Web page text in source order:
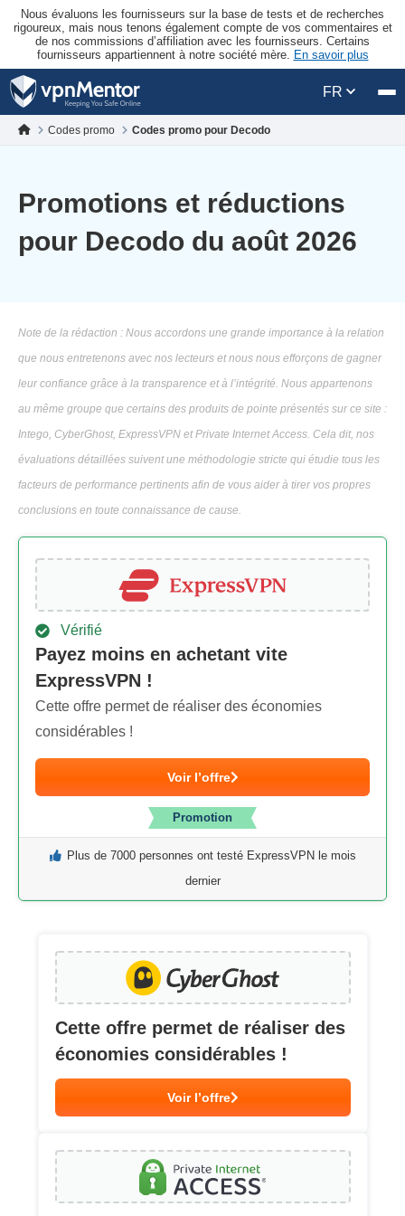
Nous évaluons les fournisseurs sur la base de tests et de recherches
rigoureux, mais nous tenons également compte de vos commentaires et
de nos commissions d’affiliation avec les fournisseurs. Certains
fournisseurs appartiennent à notre société mère. En savoir plus
FR
Codes promo Codes promo pour Decodo
Promotions et réductions
pour Decodo du août 2026
Note de la rédaction : Nous accordons une grande importance à la relation
que nous entretenons avec nos lecteurs et nous nous efforçons de gagner
leur confiance grâce à la transparence et à l’intégrité. Nous appartenons
au même groupe que certains des produits de pointe présentés sur ce site :
Intego, CyberGhost, ExpressVPN et Private Internet Access. Cela dit, nos
évaluations détaillées suivent une méthodologie stricte qui étudie tous les
facteurs de performance pertinents afin de vous aider à tirer vos propres
conclusions en toute connaissance de cause.
Vérifié
Payez moins en achetant vite
ExpressVPN !
Cette offre permet de réaliser des économies
considérables !
Voir l’offre
Promotion
Plus de 7000 personnes ont testé ExpressVPN le mois
dernier
Cette offre permet de réaliser des
économies considérables !
Voir l’offre